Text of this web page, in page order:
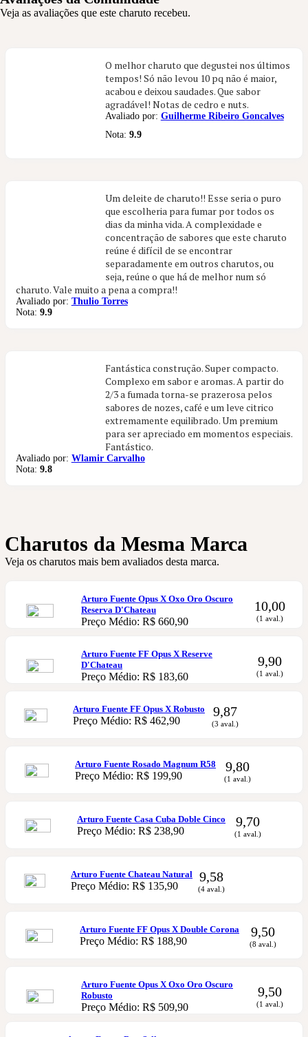
Veja as avaliações que este charuto recebeu.
O melhor charuto que degustei nos últimos
tempos! Só não levou 10 pq não é maior,
acabou e deixou saudades. Que sabor
agradável! Notas de cedro e nuts.
Avaliado por: Guilherme Ribeiro Goncalves
Nota: 9.9
Um deleite de charuto!! Esse seria o puro
que escolheria para fumar por todos os
dias da minha vida. A complexidade e
concentração de sabores que este charuto
reúne é difícil de se encontrar
separadamente em outros charutos, ou
seja, reúne o que há de melhor num só
charuto. Vale muito a pena a compra!!
Avaliado por: Thulio Torres
Nota: 9.9
Fantástica construção. Super compacto.
Complexo em sabor e aromas. A partir do
2/3 a fumada torna-se prazerosa pelos
sabores de nozes, café e um leve citrico
extremamente equilibrado. Um premium
para ser apreciado em momentos especiais.
Fantástico.
Avaliado por: Wlamir Carvalho
Nota: 9.8
Charutos da Mesma Marca
Veja os charutos mais bem avaliados desta marca.
Arturo Fuente Opus X Oxo Oro Oscuro
Reserva D'Chateau
Preço Médio: R$ 660,90
10,00
(1 aval.)
Arturo Fuente FF Opus X Reserve
D'Chateau
Preço Médio: R$ 183,60
9,90
(1 aval.)
Arturo Fuente FF Opus X Robusto
Preço Médio: R$ 462,90
9,87
(3 aval.)
Arturo Fuente Rosado Magnum R58
Preço Médio: R$ 199,90
9,80
(1 aval.)
Arturo Fuente Casa Cuba Doble Cinco
Preço Médio: R$ 238,90
9,70
(1 aval.)
Arturo Fuente Chateau Natural
Preço Médio: R$ 135,90
9,58
(4 aval.)
Arturo Fuente FF Opus X Double Corona
Preço Médio: R$ 188,90
9,50
(8 aval.)
Arturo Fuente Opus X Oxo Oro Oscuro
Robusto
Preço Médio: R$ 509,90
9,50
(1 aval.)